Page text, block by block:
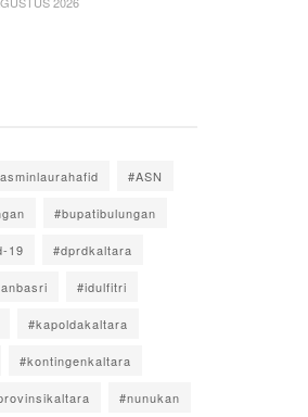
#ASN
#bupatibulungan
19 #dprdkaltara
#idulfitri
#kapoldakaltara
#kontingenkaltara
#nunukan